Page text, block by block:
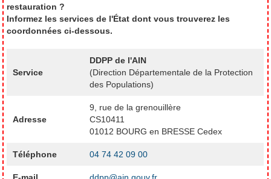
restauration ?
Informez les services de l'État dont vous trouverez les
coordonnées ci-dessous.
Service
DDPP de l'AIN
(Direction Départementale de la Protection
des Populations)
Adresse
9, rue de la grenouillère
CS10411
01012 BOURG en BRESSE Cedex
Téléphone 04 74 42 09 00
E-mail ddpp@ain.gouv.fr